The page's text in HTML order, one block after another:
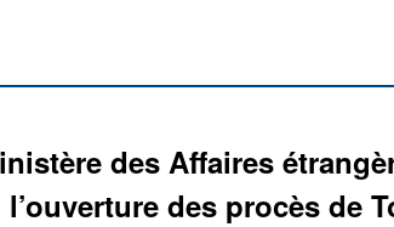
des Affaires
l’ouverture des procès de